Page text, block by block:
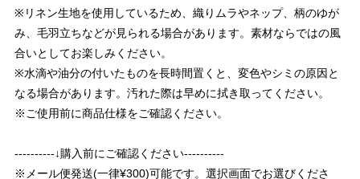
※リネン生地を使用しているため、織りムラやネップ、柄のゆが
み、毛羽立ちなどが見られる場合があります。素材ならではの風
合いとしてお楽しみください。
※水滴や油分の付いたものを長時間置くと、変色やシミの原因と
なる場合があります。汚れた際は早めに拭き取ってください。
※ご使用前に商品仕様をご確認ください。
----------↓購入前にご確認ください----------
※メール便発送(一律¥300)可能です。選択画面でお選びくださ